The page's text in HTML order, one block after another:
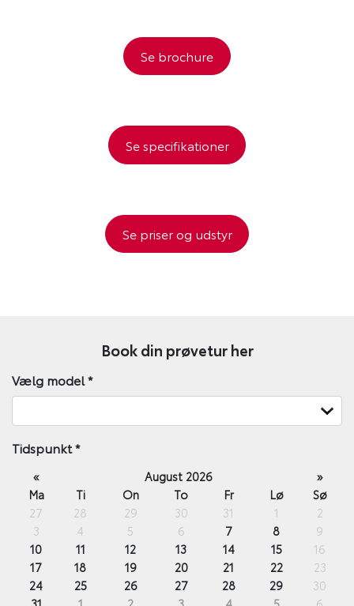
Se brochure
Se specifikationer
Se priser og udstyr
Book din prøvetur her
Vælg model*
Tidspunkt*
« August 2026
»
Ma
Ti On To Fr Lø
Sø
27
28 29 30 31 1
2
3
4 5 6 7 8
9
10
11 12 13 14 15
16
17
18 19 20 21 22
23
24
25 26 27 28 29
30